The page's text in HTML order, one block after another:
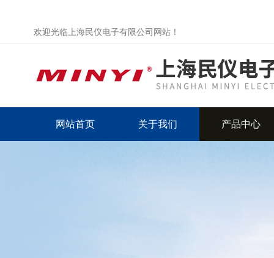
欢迎光临上海民仪电子有限公司网站！
网站首页 关于我们 产品中心